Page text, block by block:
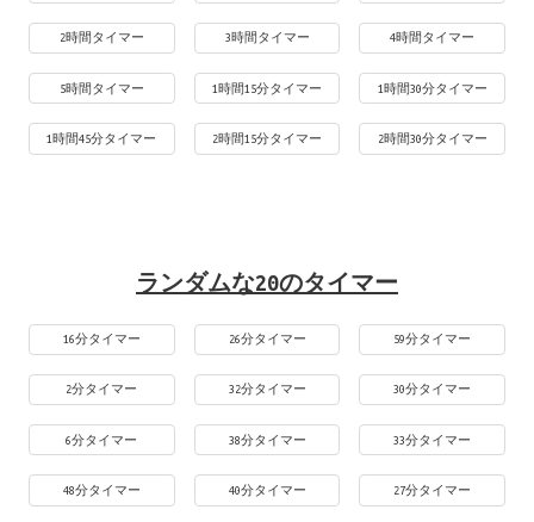
2時間タイマー 3時間タイマー 4時間タイマー
5時間タイマー 1時間15分タイマー 1時間30分タイマー
1時間45分タイマー 2時間15分タイマー 2時間30分タイマー
ランダムな20のタイマー
16分タイマー 26分タイマー 59分タイマー
2分タイマー 32分タイマー 30分タイマー
6分タイマー 38分タイマー 33分タイマー
48分タイマー 40分タイマー 27分タイマー